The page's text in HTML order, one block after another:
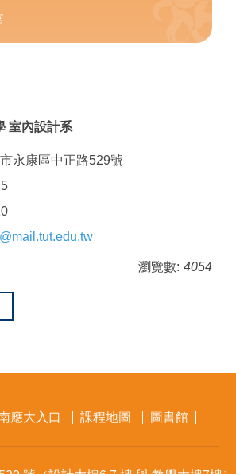
室內設計系
永康區中正路529號
瀏覽數: 4054
應大入口 課程地圖 圖書館